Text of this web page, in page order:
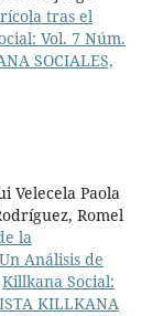
tras el
Vol. 7 Núm.
SOCIALES,
Velecela Paola
Romel
la
Análisis de
Killkana Social:
KILLKANA